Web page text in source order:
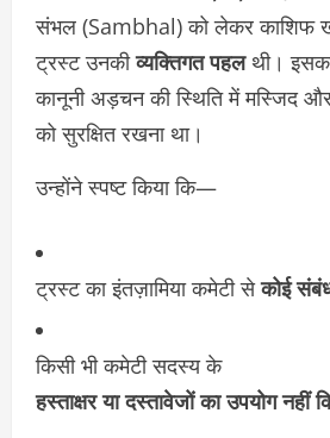
संभल (Sambhal) को लेकर काशिफ
ट्रस्ट उनकीव्यक्तिगत पहलथी। इसका
कानूनी अड़चन की स्थिति में मस्जिद
को सुरक्षित रखना था।
उन्होंने स्पष्ट किया कि—
ट्रस्ट का इंतज़ामिया कमेटी सेकोई
किसी भी कमेटी सदस्य के
हस्ताक्षर या दस्तावेजों का उपयोग नहीं